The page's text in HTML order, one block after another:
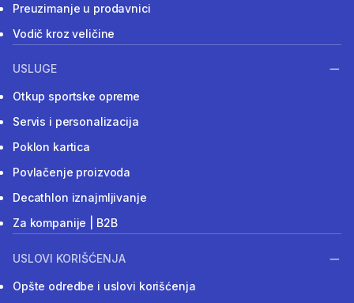
Preuzimanje u prodavnici
Vodič kroz veličine
USLUGE
Otkup sportske opreme
Servis i personalizacija
Poklon kartica
Povlačenje proizvoda
Decathlon iznajmljivanje
Za kompanije | B2B
USLOVI KORIŠĆENJA
Opšte odredbe i uslovi korišćenja